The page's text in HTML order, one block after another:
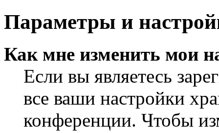
Параметры и
Как мне изменить мои
Если вы являетесь
все ваши настройки
конференции. Чтобы